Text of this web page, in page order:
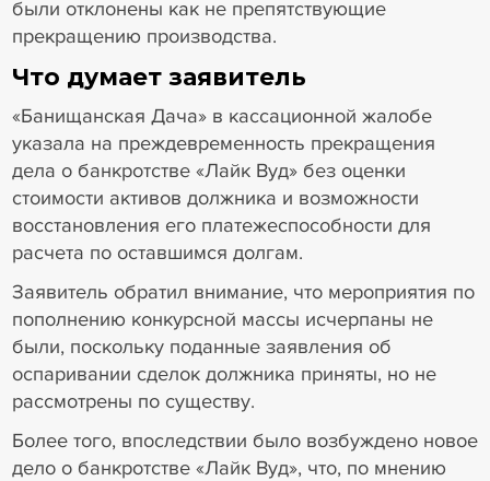
были отклонены как не препятствующие
прекращению производства.
Что думает заявитель
«Банищанская Дача» в кассационной жалобе
указала на преждевременность прекращения
дела о банкротстве «Лайк Вуд» без оценки
стоимости активов должника и возможности
восстановления его платежеспособности для
расчета по оставшимся долгам.
Заявитель обратил внимание, что мероприятия по
пополнению конкурсной массы исчерпаны не
были, поскольку поданные заявления об
оспаривании сделок должника приняты, но не
рассмотрены по существу.
Более того, впоследствии было возбуждено новое
дело о банкротстве «Лайк Вуд», что, по мнению